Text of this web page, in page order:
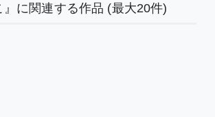
』に関連する作品 (最大20件)